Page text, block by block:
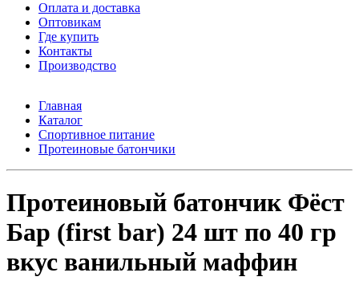
Оплата и доставка
Оптовикам
Где купить
Контакты
Производство
Главная
Каталог
Спортивное питание
Протеиновые батончики
Протеиновый батончик Фёст
Бар (first bar) 24 шт по 40 гр
вкус ванильный маффин